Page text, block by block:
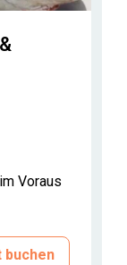
Voraus
buchen